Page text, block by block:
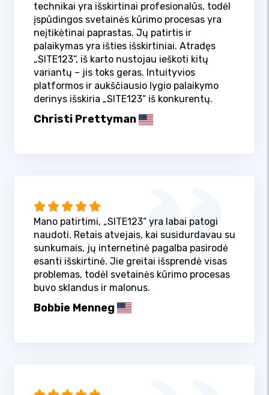
technikai yra išskirtinai profesionalūs, todėl
įspūdingos svetainės kūrimo procesas yra
neįtikėtinai paprastas. Jų patirtis ir
palaikymas yra išties išskirtiniai. Atradęs
„SITE123“, iš karto nustojau ieškoti kitų
variantų – jis toks geras. Intuityvios
platformos ir aukščiausio lygio palaikymo
derinys išskiria „SITE123“ iš konkurentų.
Christi Prettyman
Mano patirtimi, „SITE123“ yra labai patogi
naudoti. Retais atvejais, kai susidurdavau su
sunkumais, jų internetinė pagalba pasirodė
esanti išskirtinė. Jie greitai išsprendė visas
problemas, todėl svetainės kūrimo procesas
buvo sklandus ir malonus.
Bobbie Menneg